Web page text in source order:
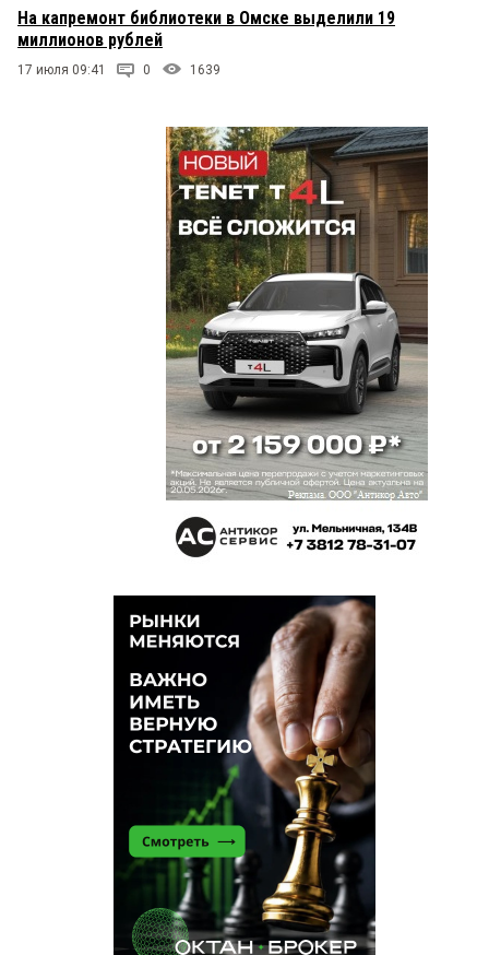
На капремонт библиотеки в Омске выделили 19
миллионов рублей
17 июля 09:41 0 1639